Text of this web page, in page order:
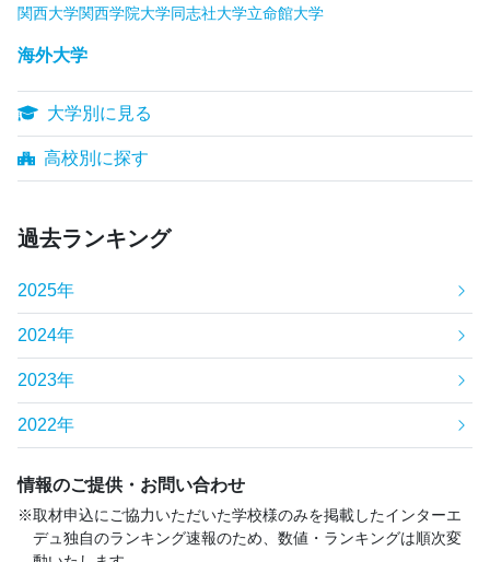
関西大学関西学院大学同志社大学立命館大学
海外大学
大学別に見る
高校別に探す
過去ランキング
2025年
2024年
2023年
2022年
情報のご提供・お問い合わせ
取材申込にご協力いただいた学校様のみを掲載したインターエ
デュ独自のランキング速報のため、数値・ランキングは順次変